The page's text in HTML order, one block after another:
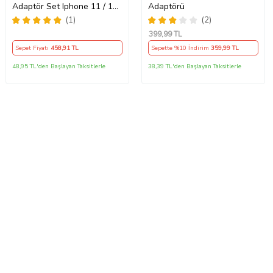
Adaptör Set Iphone 11 / 12 /
13 / Pro / Pro Max Uyumlu
(1)
Sepet Fiyatı 458,91 TL
48,95 TL'den Başlayan Taksitlerle
Adaptörü
(2)
399,99 TL
Sepette %10 İndirim359,99 TL
38,39 TL'den Başlayan Taksitlerle